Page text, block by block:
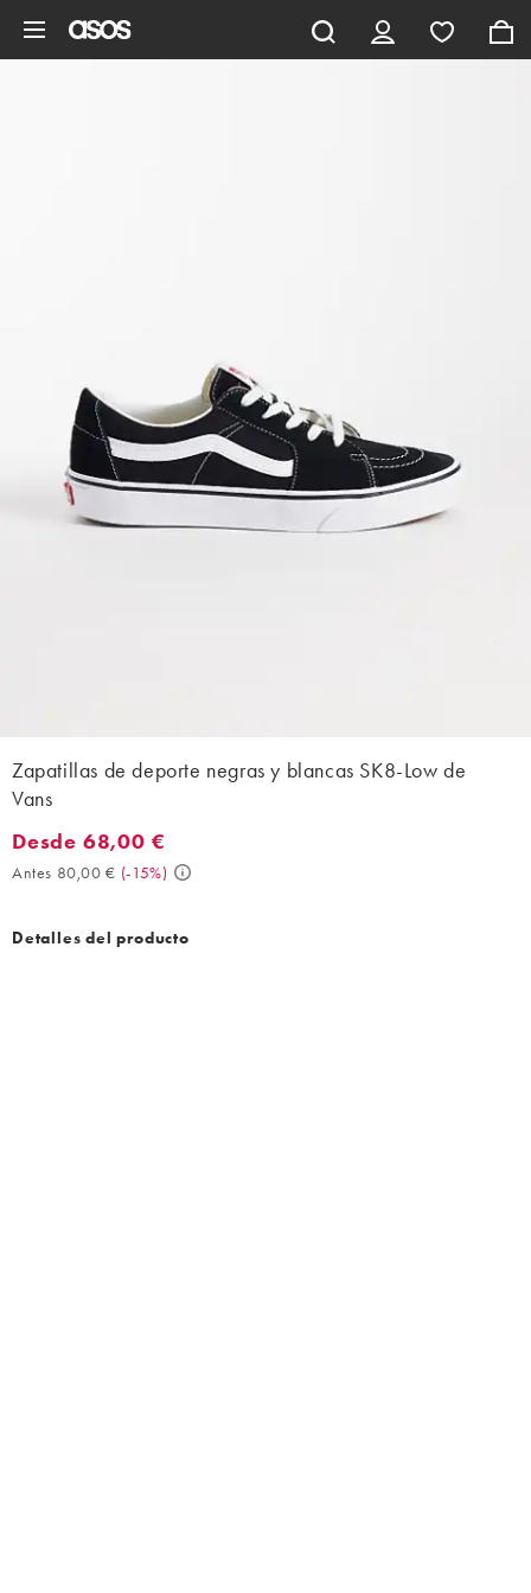
Zapatillas de deporte negras y blancas SK8-Low de
Vans
Desde 68,00 €. Antes 80,00 €. (-15%)
Desde 68,00 €
Antes 80,00 € (-15%)
Detalles del producto